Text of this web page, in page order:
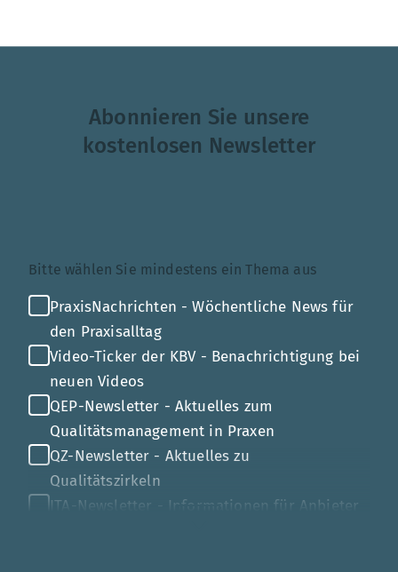
Abonnieren Sie unsere
kostenlosen Newsletter
Bitte wählen Sie mindestens ein Thema aus
PraxisNachrichten - Wöchentliche News für
den Praxisalltag
Video-Ticker der KBV - Benachrichtigung bei
neuen Videos
QEP-Newsletter - Aktuelles zum
Qualitätsmanagement in Praxen
QZ-Newsletter - Aktuelles zu
Qualitätszirkeln
ITA-Newsletter - Informationen für Anbieter